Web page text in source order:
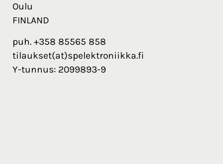
Oulu
FINLAND
puh. +358 85565 858
tilaukset(at)spelektroniikka.fi
Y-tunnus: 2099893-9